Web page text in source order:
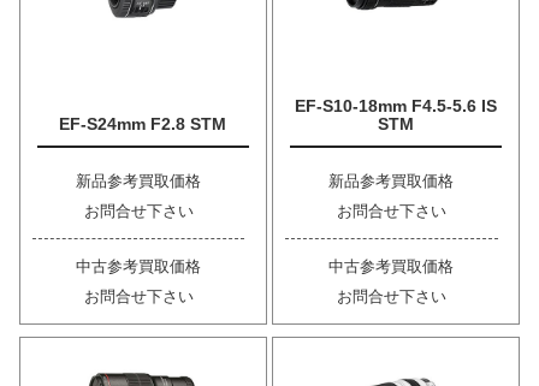
EF-S24mm F2.8 STM
新品参考買取価格
お問合せ下さい
中古参考買取価格
お問合せ下さい
EF-S10-18mm F4.5-5.6 IS
STM
新品参考買取価格
お問合せ下さい
中古参考買取価格
お問合せ下さい